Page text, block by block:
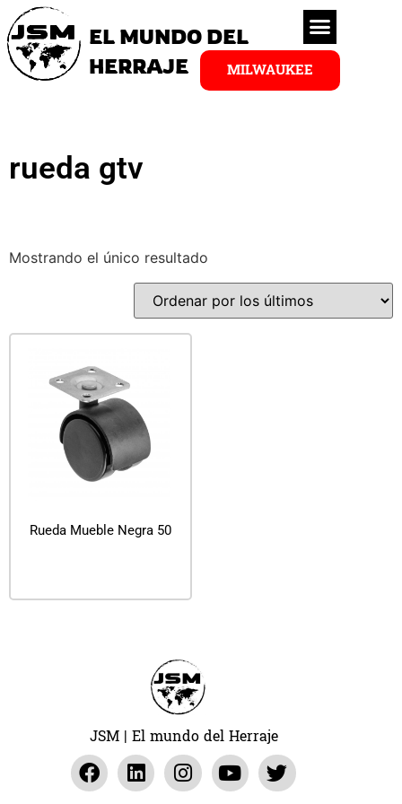
EL MUNDO DEL
HERRAJE
MILWAUKEE
rueda gtv
Mostrando el único resultado
Rueda Mueble Negra 50
JSM | El mundo del Herraje